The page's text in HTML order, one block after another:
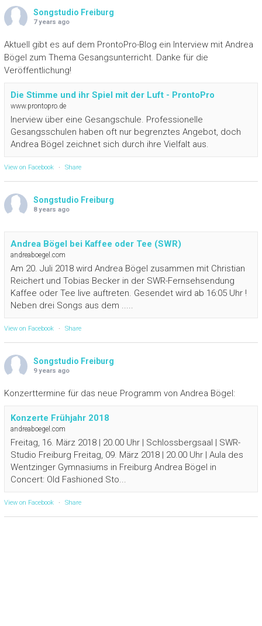
Songstudio Freiburg
7 years ago
Aktuell gibt es auf dem ProntoPro-Blog ein Interview mit Andrea
Bögel zum Thema Gesangsunterricht. Danke für die
Veröffentlichung!
Die Stimme und ihr Spiel mit der Luft - ProntoPro
www.prontopro.de
Inerview über eine Gesangschule. Professionelle
Gesangsschulen haben oft nur begrenztes Angebot, doch
Andrea Bögel zeichnet sich durch ihre Vielfalt aus.
View on Facebook · Share
Songstudio Freiburg
8 years ago
Andrea Bögel bei Kaffee oder Tee (SWR)
andreaboegel.com
Am 20. Juli 2018 wird Andrea Bögel zusammen mit Christian
Reichert und Tobias Becker in der SWR-Fernsehsendung
Kaffee oder Tee live auftreten. Gesendet wird ab 16:05 Uhr !
Neben drei Songs aus dem .....
View on Facebook · Share
Songstudio Freiburg
9 years ago
Konzerttermine für das neue Programm von Andrea Bögel:
Konzerte Frühjahr 2018
andreaboegel.com
Freitag, 16. März 2018 | 20.00 Uhr | Schlossbergsaal | SWR-
Studio Freiburg Freitag, 09. März 2018 | 20.00 Uhr | Aula des
Wentzinger Gymnasiums in Freiburg Andrea Bögel in
Concert: Old Fashioned Sto...
View on Facebook · Share